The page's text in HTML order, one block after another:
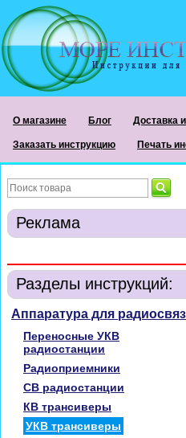
О магазине Блог Доставка
Заказать инструкцию Печать
Реклама
Разделы инструкций:
Аппаратура для
Переносные УКВ
радиостанции
Радиоприемники
CB радиостанции
КВ трансиверы
УКВ трансиверы